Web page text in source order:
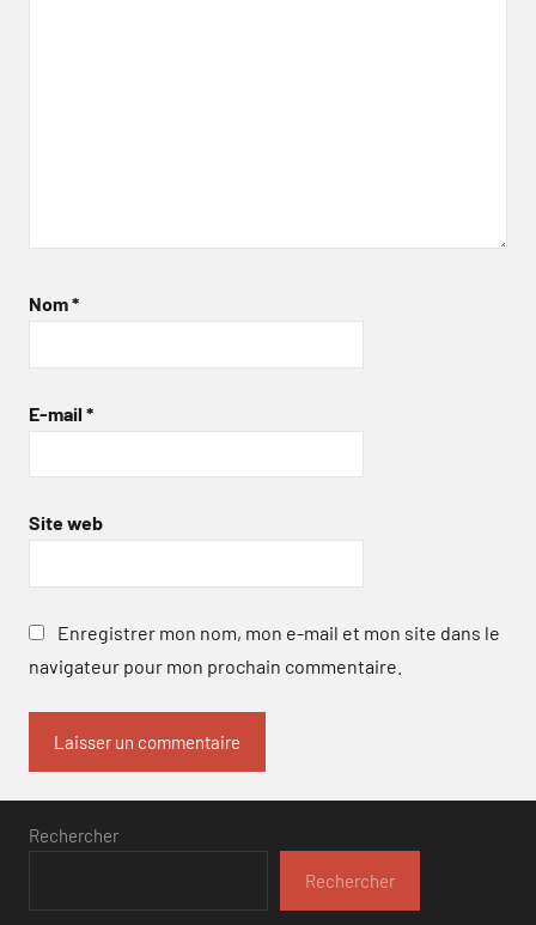
Nom*
E-mail *
Site web
Enregistrer mon nom, mon e-mail et mon site dans le
navigateur pour mon prochain commentaire.
Rechercher
Rechercher